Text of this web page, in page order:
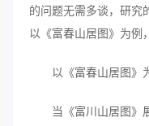
的问题无需多谈，研究
以《富春山居图》为例
以《富春山居图》为
当《富川山居图》展